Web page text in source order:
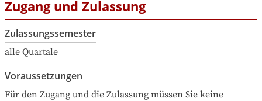
Zugang und Zulassung
Zulassungssemester
alle Quartale
Voraussetzungen
Für den Zugang und die Zulassung müssen Sie keine